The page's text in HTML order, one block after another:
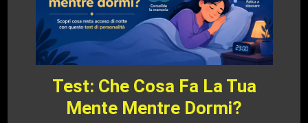
Test: Che Cosa Fa La Tua
Mente Mentre Dormi?